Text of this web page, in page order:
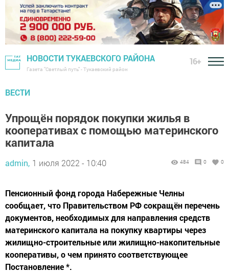
НОВОСТИ ТУКАЕВСКОГО РАЙОНА
Газета "Светлый путь" - Тукаевский район
16+
ВЕСТИ
Упрощён порядок покупки жилья в
кооперативах с помощью материнского
капитала
admin, 1 июля 2022 - 10:40 484 0 0
Пенсионный фонд города Набережные Челны
сообщает, что Правительством РФ сокращён перечень
документов, необходимых для направления средств
материнского капитала на покупку квартиры через
жилищно-строительные или жилищно-накопительные
кооперативы, о чем принято соответствующее
Постановление *.